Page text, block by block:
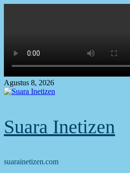
Agustus 8, 2026
Suara Inetizen
suarainetizen.com